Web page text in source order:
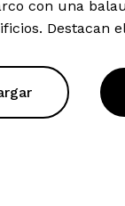
con una
Destacan